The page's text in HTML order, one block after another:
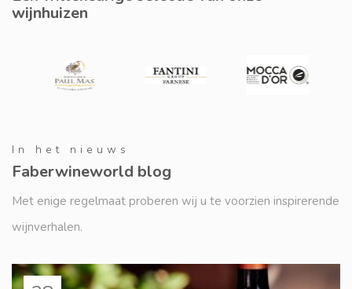
wijnhuizen
In het nieuws
Faberwineworld blog
Met enige regelmaat proberen wij u te voorzien inspirerende
wijnverhalen.